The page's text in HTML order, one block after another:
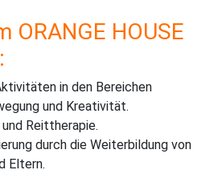
ORANGE HOUSE
in den Bereichen
und Kreativität.
Reittherapie.
durch die Weiterbildung von
Eltern.